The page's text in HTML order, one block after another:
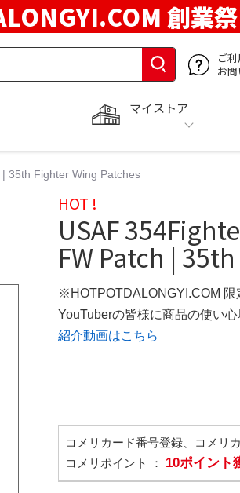
創業祭
ご
お
マイストア
35th Fighter Wing Patches
HOT !
USAF
FW Patch |
※HOTPOTDALONGYI.COM 限
YouTuberの皆様に商品の使い
紹介動画はこちら
コメリカード番号登録、コメリ
コメリポイント ： 10ポイント